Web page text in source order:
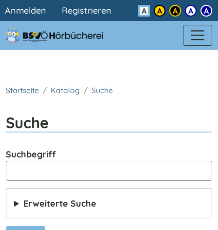
Direkt zum Inhalt
Benutzermenü
Anmelden Registrieren Kontrast
Startseite Katalog Suche
Suche
Suchbegriff
Erweiterte Suche